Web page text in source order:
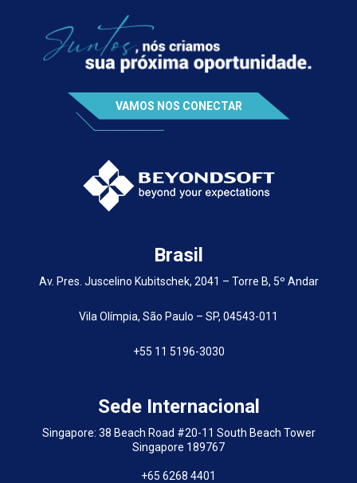
VAMOS NOS CONECTAR
Brasil
Av. Pres. Juscelino Kubitschek, 2041 – Torre B, 5º Andar
Vila Olímpia, São Paulo – SP, 04543-011
+55 11 5196-3030
Sede Internacional
Singapore: 38 Beach Road #20-11 South Beach Tower
Singapore 189767
+65 6268 4401